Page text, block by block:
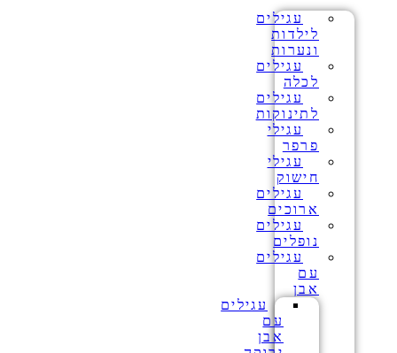
עגילים
לילדות
ונערות
עגילים
לכלה
עגילים
לתינוקות
עגילי
פרפר
עגילי
חישוק
עגילים
ארוכים
עגילים
נופלים
עגילים
עם
אבן
עגילים
עם
אבן